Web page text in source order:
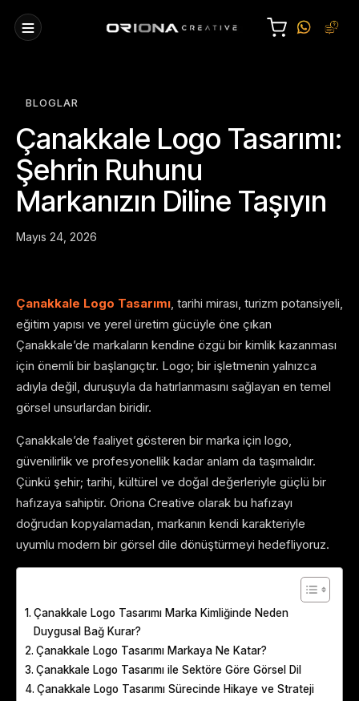
BLOGLAR
Çanakkale Logo Tasarımı:
Şehrin Ruhunu
Markanızın Diline Taşıyın
Mayıs 24, 2026
Çanakkale Logo Tasarımı, tarihi mirası, turizm potansiyeli,
eğitim yapısı ve yerel üretim gücüyle öne çıkan
Çanakkale’de markaların kendine özgü bir kimlik kazanması
için önemli bir başlangıçtır. Logo; bir işletmenin yalnızca
adıyla değil, duruşuyla da hatırlanmasını sağlayan en temel
görsel unsurlardan biridir.
Çanakkale’de faaliyet gösteren bir marka için logo,
güvenilirlik ve profesyonellik kadar anlam da taşımalıdır.
Çünkü şehir; tarihi, kültürel ve doğal değerleriyle güçlü bir
hafızaya sahiptir. Oriona Creative olarak bu hafızayı
doğrudan kopyalamadan, markanın kendi karakteriyle
uyumlu modern bir görsel dile dönüştürmeyi hedefliyoruz.
Çanakkale Logo Tasarımı Marka Kimliğinde Neden
Duygusal Bağ Kurar?
Çanakkale Logo Tasarımı Markaya Ne Katar?
Çanakkale Logo Tasarımı ile Sektöre Göre Görsel Dil
Çanakkale Logo Tasarımı Sürecinde Hikaye ve Strateji